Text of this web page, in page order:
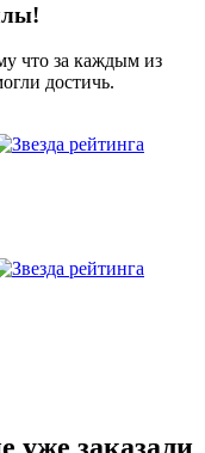
что за каждым из
достичь.